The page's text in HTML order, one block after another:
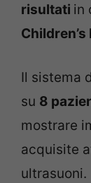
risultati in
Il sistema
su 8
mostrare
acquisite
ultrasuoni.